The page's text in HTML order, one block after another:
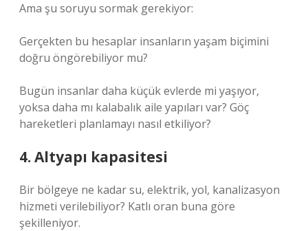
Ama şu soruyu sormak gerekiyor:
Gerçekten bu hesaplar insanların yaşam biçimini
doğru öngörebiliyor mu?
Bugün insanlar daha küçük evlerde mi yaşıyor,
yoksa daha mı kalabalık aile yapıları var? Göç
hareketleri planlamayı nasıl etkiliyor?
4. Altyapı kapasitesi
Bir bölgeye ne kadar su, elektrik, yol, kanalizasyon
hizmeti verilebiliyor? Katlı oran buna göre
şekilleniyor.